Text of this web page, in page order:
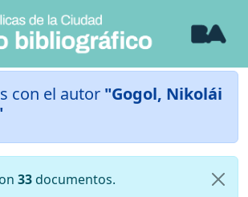
con el autor "Gogol, Nikolái
33documentos.